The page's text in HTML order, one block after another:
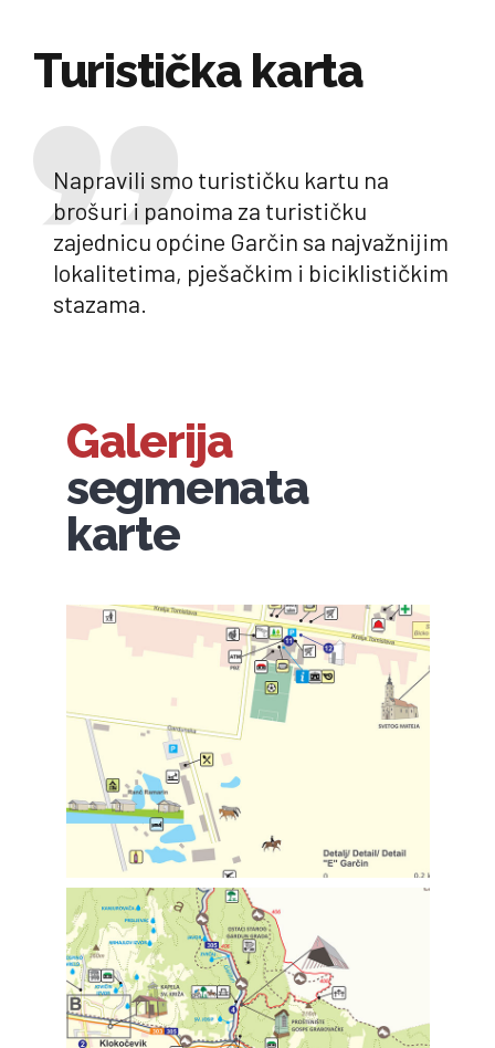
Turistička karta
Napravili smo turističku kartu na
brošuri i panoima za turističku
zajednicu općine Garčin sa najvažnijim
lokalitetima, pješačkim i biciklističkim
stazama.
Galerija
segmenata
karte